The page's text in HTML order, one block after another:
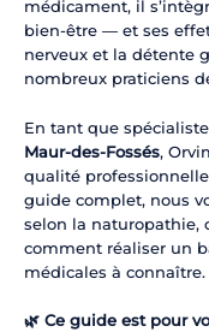
médicament, il
bien-être — et ses
nerveux et la détente
nombreux praticiens
En tant que
Maur-des-Fossés,
qualité
guide complet, nous
selon la naturopathie,
comment réaliser un
médicales à connaître.
🌿 Ce guide est pour